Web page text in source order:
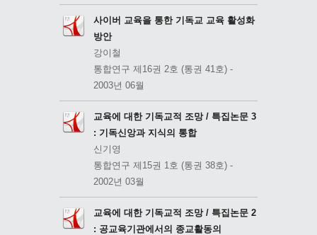
사이버 교육을 통한 기독교 교육 활성화
방안
강이철
통합연구 제16권 2호 (통권 41호) -
2003년 06월
교육에 대한 기독교적 조망 / 특집논문 3
: 기독신앙과 지식의 통합
신기영
통합연구 제15권 1호 (통권 38호) -
2002년 03월
교육에 대한 기독교적 조망 / 특집논문 2
: 공교육기관에서의 종교활동의